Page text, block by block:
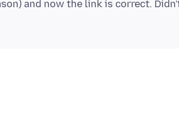
and now the link is correct.